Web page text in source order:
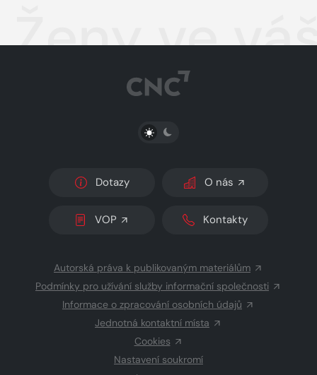
Ženy ve
PŘEPNOUT SVĚTLÝ/TMAVÝ REŽIM
Dotazy O nás
VOP Kontakty
Autorská práva k publikovaným materiálům
Podmínky pro užívání služby informační společnosti
Informace o zpracování osobních údajů
Jednotná kontaktní místa
Cookies
Nastavení soukromí